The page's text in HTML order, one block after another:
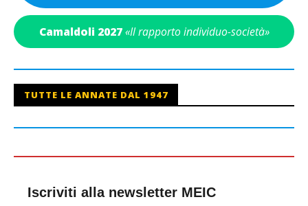
Camaldoli 2027 «Il rapporto individuo-società»
TUTTE LE ANNATE DAL 1947
Iscriviti alla newsletter MEIC